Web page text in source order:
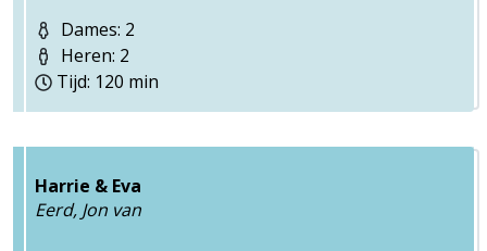
Dames: 2
Heren: 2
Tijd: 120 min
Harrie & Eva
Eerd, Jon van